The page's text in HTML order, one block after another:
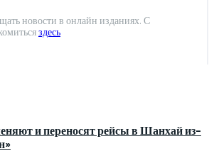
новости в онлайн изданиях. С
здесь
и переносят рейсы в Шанхай из-